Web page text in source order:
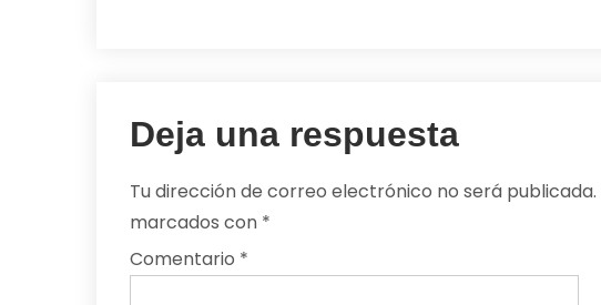
Deja una respuesta
Tu dirección de correo electrónico no será publicada.
marcados con *
Comentario *